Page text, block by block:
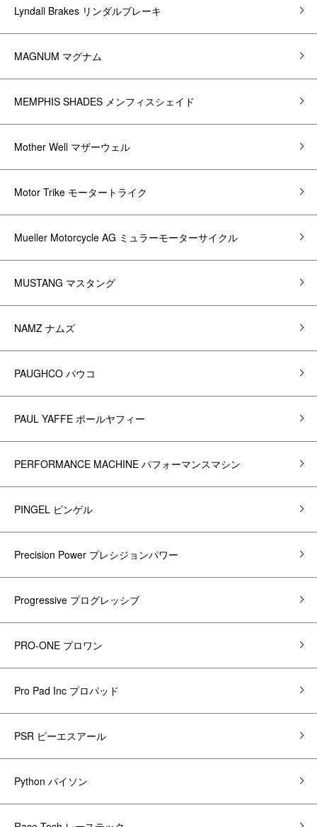
Lyndall Brakes リンダルブレーキ
MAGNUM マグナム
MEMPHIS SHADES メンフィスシェイド
Mother Well マザーウェル
Motor Trike モータートライク
Mueller Motorcycle AG ミュラーモーターサイクル
MUSTANG マスタング
NAMZ ナムズ
PAUGHCO パウコ
PAUL YAFFE ポールヤフィー
PERFORMANCE MACHINE パフォーマンスマシン
PINGEL ピンゲル
Precision Power プレシジョンパワー
Progressive プログレッシブ
PRO-ONE プロワン
Pro Pad Inc プロパッド
PSR ピーエスアール
Python パイソン